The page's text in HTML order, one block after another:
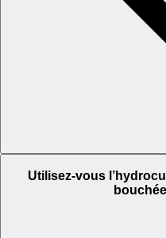
Utilisez-vous